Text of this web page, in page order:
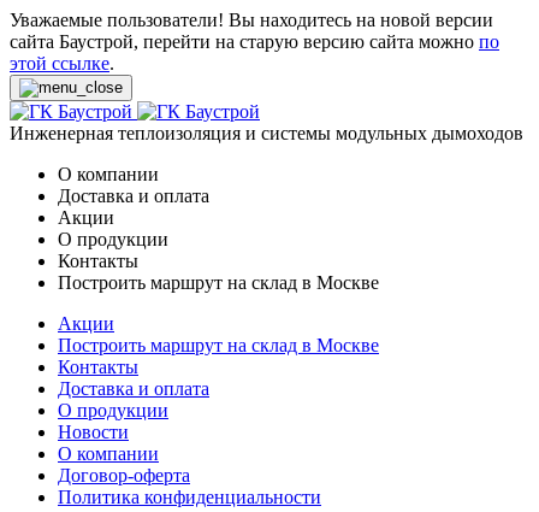
Уважаемые пользователи! Вы находитесь на новой версии
сайта Баустрой, перейти на старую версию сайта можно по
этой ссылке.
Инженерная теплоизоляция и системы модульных дымоходов
О компании
Доставка и оплата
Акции
О продукции
Контакты
Построить маршрут на склад в Москве
Акции
Построить маршрут на склад в Москве
Контакты
Доставка и оплата
О продукции
Новости
О компании
Договор-оферта
Политика конфиденциальности